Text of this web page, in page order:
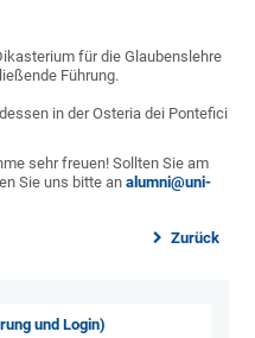
für die Glaubenslehre
Führung.
in derOsteria dei Pontefici
sehr freuen! Sollten Sie am
Sie uns bitte analumni@uni-
Zurück
und Login)